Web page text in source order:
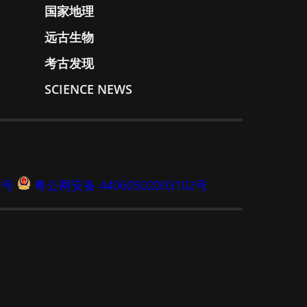
国家地理
远古生物
考古发现
SCIENCE NEWS
粤公网安备 44060502003102号